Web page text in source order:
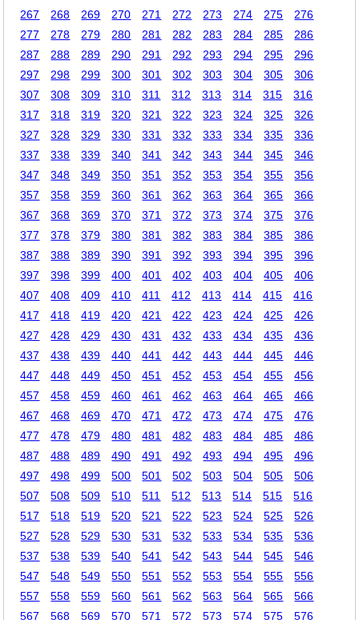
267
268 269 270 271 272 273 274 275
276
277
278 279 280 281 282 283 284 285
286
287
288 289 290 291 292 293 294 295
296
297
298 299 300 301 302 303 304 305
306
307
308 309 310 311 312 313 314 315
316
317
318 319 320 321 322 323 324 325
326
327
328 329 330 331 332 333 334 335
336
337
338 339 340 341 342 343 344 345
346
347
348 349 350 351 352 353 354 355
356
357
358 359 360 361 362 363 364 365
366
367
368 369 370 371 372 373 374 375
376
377
378 379 380 381 382 383 384 385
386
387
388 389 390 391 392 393 394 395
396
397
398 399 400 401 402 403 404 405
406
407
408 409 410 411 412 413 414 415
416
417
418 419 420 421 422 423 424 425
426
427
428 429 430 431 432 433 434 435
436
437
438 439 440 441 442 443 444 445
446
447
448 449 450 451 452 453 454 455
456
457
458 459 460 461 462 463 464 465
466
467
468 469 470 471 472 473 474 475
476
477
478 479 480 481 482 483 484 485
486
487
488 489 490 491 492 493 494 495
496
497
498 499 500 501 502 503 504 505
506
507
508 509 510 511 512 513 514 515
516
517
518 519 520 521 522 523 524 525
526
527
528 529 530 531 532 533 534 535
536
537
538 539 540 541 542 543 544 545
546
547
548 549 550 551 552 553 554 555
556
557
558 559 560 561 562 563 564 565
566
567
568 569 570 571 572 573 574 575
576